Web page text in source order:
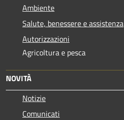
Ambiente
Salute, benessere e assistenza
Autorizzazioni
Agricoltura e pesca
NOVITÀ
Notizie
Comunicati